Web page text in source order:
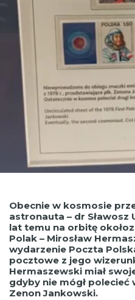
Obecnie w kosmosie
astronauta – dr Sławosz
lat temu na orbitę
Polak – Mirosław
wydarzenie Poczta
pocztowe z jego
Hermaszewski miał
gdyby nie mógł polecieć
Zenon Jankowski.